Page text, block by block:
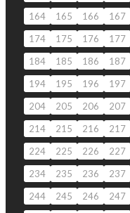
164
165 166 167
174
175 176 177
184
185 186 187
194
195 196 197
204
205 206 207
214
215 216 217
224
225 226 227
234
235 236 237
244
245 246 247